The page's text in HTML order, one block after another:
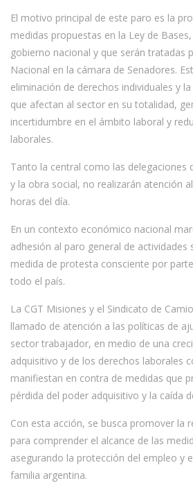
El motivo principal de este paro es la
medidas propuestas en la Ley de
gobierno nacional y que serán tratadas
Nacional en la cámara de Senadores.
eliminación de derechos individuales y
que afectan al sector en su totalidad,
incertidumbre en el ámbito laboral y
laborales.
Tanto la central como las delegaciones
y la obra social, no realizarán atención
horas del día.
En un contexto económico nacional
adhesión al paro general de actividades
medida de protesta consciente por
todo el país.
La CGT Misiones y el Sindicato de
llamado de atención a las políticas de
sector trabajador, en medio de una
adquisitivo y de los derechos laborales
manifiestan en contra de medidas que
pérdida del poder adquisitivo y la caída
Con esta acción, se busca promover la
para comprender el alcance de las
asegurando la protección del empleo y
familia argentina.